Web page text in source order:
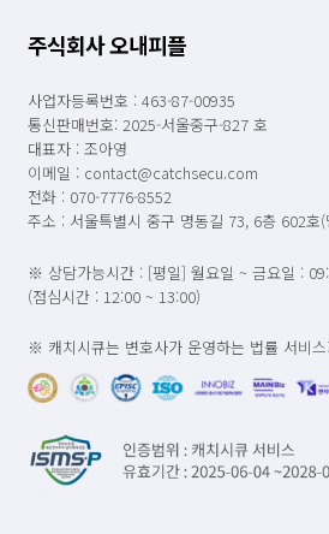
주식회사 오내피플
사업자등록번호 : 463-87-00935
통신판매번호: 2025-서울중구-827 호
대표자 : 조아영
이메일 : contact@catchsecu.com
전화 : 070-7776-8552
주소 : 서울특별시 중구 명동길 73, 6층 602호
※ 상담가능시간 : [평일] 월요일 ~ 금요일 :
(점심시간 : 12:00 ~ 13:00)
※ 캐치시큐는 변호사가 운영하는 법률 서비